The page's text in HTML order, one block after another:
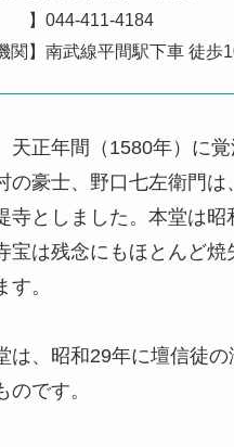
】044-411-4184
関】南武線平間駅下車 徒歩
天正年間（1580年）に覚
の豪士、野口七左衛門は
寺としました。本堂は昭
宝は残念にもほとんど焼
す。
は、昭和29年に壇信徒
のです。